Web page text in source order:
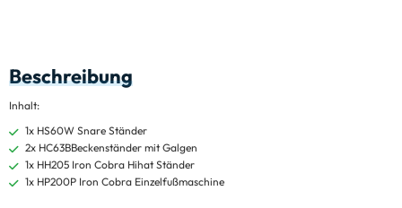
Beschreibung
Inhalt:
1x HS60W Snare Ständer
2x HC63BBeckenständer mit Galgen
1x HH205 Iron Cobra Hihat Ständer
1x HP200P Iron Cobra Einzelfußmaschine